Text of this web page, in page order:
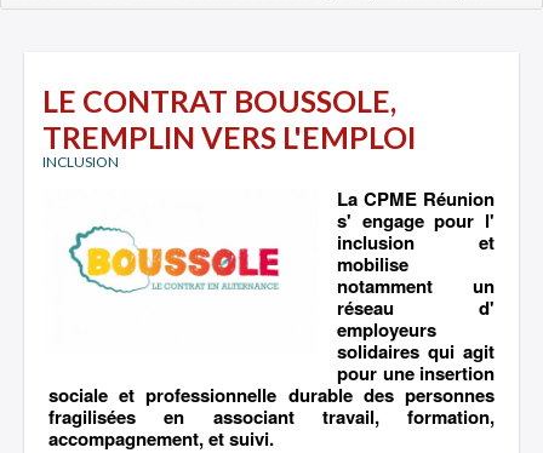
LE CONTRAT BOUSSOLE,
TREMPLIN VERS L'EMPLOI
INCLUSION
La CPME Réunion
s' engage pour l'
inclusion et
mobilise
notamment un
réseau d'
employeurs
solidaires qui agit
pour une insertion
sociale et professionnelle durable des personnes
fragilisées en associant travail, formation,
accompagnement, et suivi.